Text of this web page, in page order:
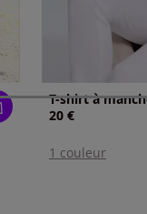
20 €
1 couleur